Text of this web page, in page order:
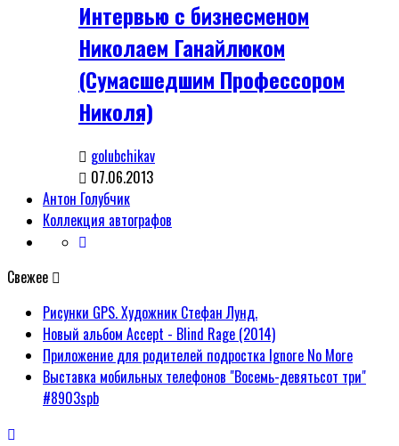
Интервью с бизнесменом
Николаем Ганайлюком
(Сумасшедшим Профессором
Николя)
golubchikav
07.06.2013
Антон Голубчик
Коллекция автографов
Свежее
Рисунки GPS. Художник Стефан Лунд.
Новый альбом Accept - Blind Rage (2014)
Приложение для родителей подростка Ignore No More
Выставка мобильных телефонов "Восемь-девятьсот три"
#8903spb